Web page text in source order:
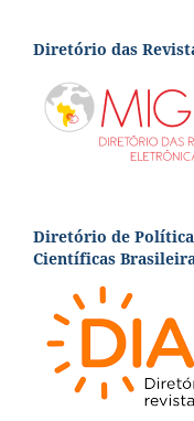
Diretório das
Diretório de
Científicas